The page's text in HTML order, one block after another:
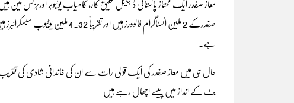
صفدرکے 2 ملین انسٹاگرام فالوورز
ہے۔
حال ہی میں معاز صفدر کی ایک قوالی رات سے ان کی خاندانی شادی کی
بٹ کے انداز میں پیسے اچھال رہے ہیں۔